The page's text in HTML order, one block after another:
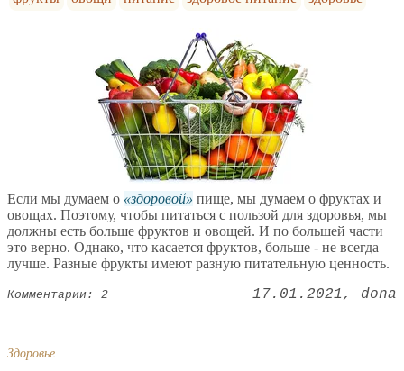
Если мы думаем о здоровой
пище, мы думаем о фруктах и
овощах. Поэтому, чтобы питаться с пользой для здоровья, мы
должны есть больше фруктов и овощей. И по большей части
это верно. Однако, что касается фруктов, больше - не всегда
лучше. Разные фрукты имеют разную питательную ценность.
Комментарии: 2 17.01.2021 dona
Здоровье